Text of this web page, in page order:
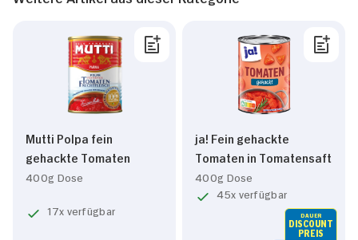
Mutti Polpa fein
gehackte Tomaten
400g Dose
17x verfügbar
ja! Fein gehackte
Tomaten in Tomatensaft
400g Dose
45x verfügbar
DAUER
DISCOUNT
PREIS